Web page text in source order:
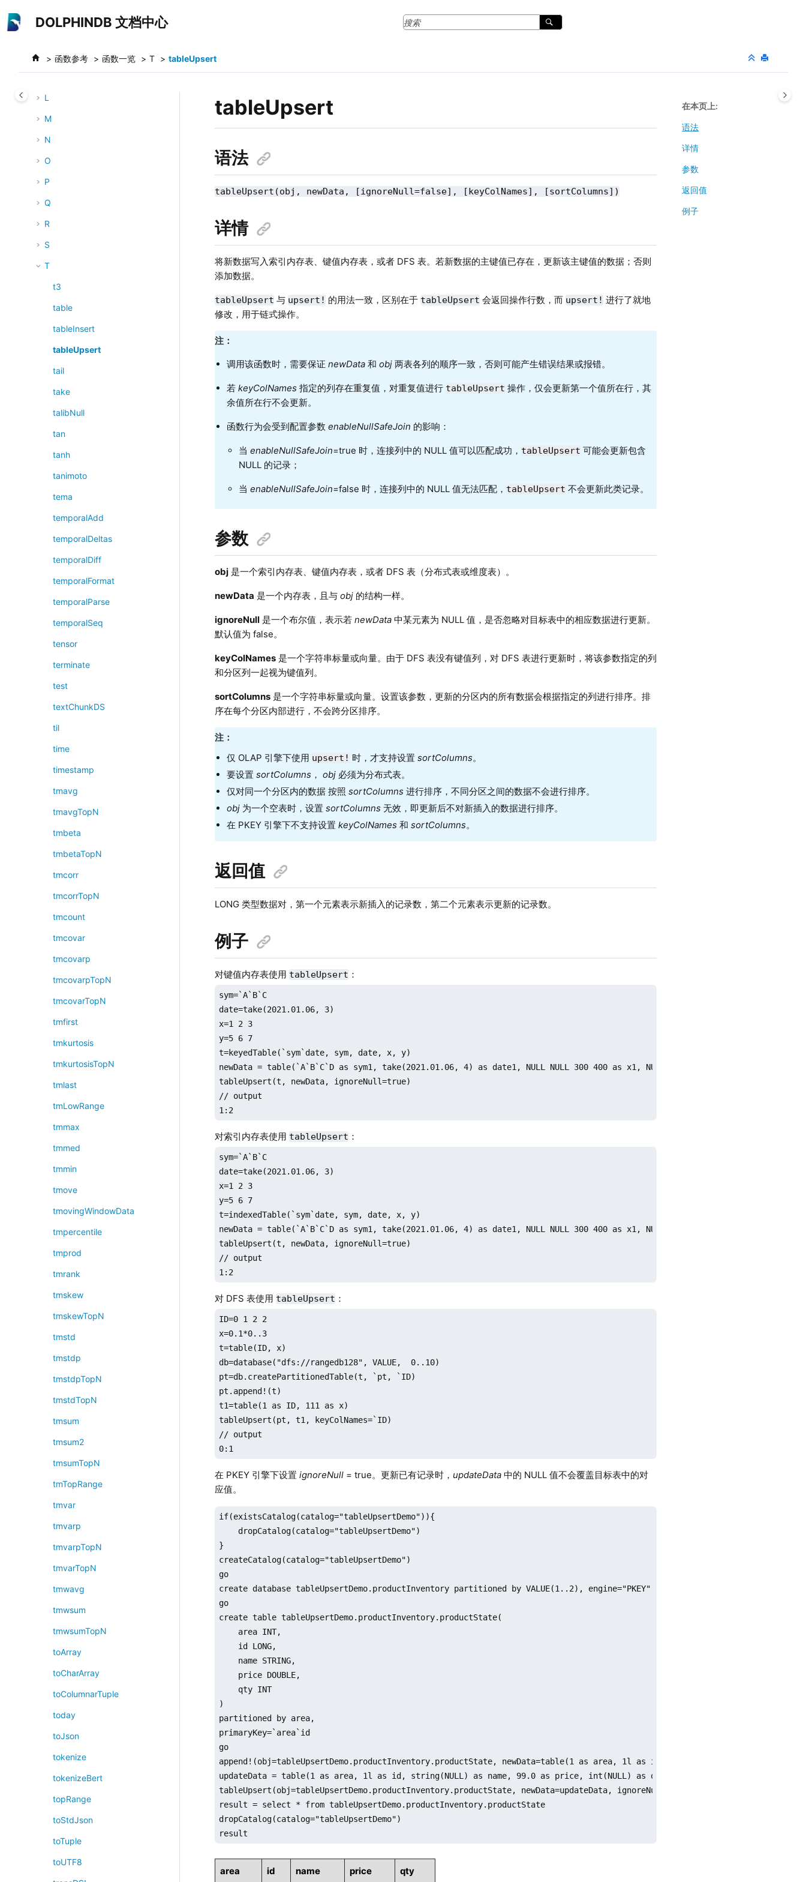
DOLPHINDB 文档中心
函数参考 函数一览 T tableUpsert
J
L
M
N
O
P
Q
R
S
T
t3
table
tableInsert
tableUpsert
tail
take
talibNull
tan
tanh
tanimoto
tema
temporalAdd
temporalDeltas
temporalDiff
temporalFormat
temporalParse
temporalSeq
tensor
terminate
test
textChunkDS
til
time
timestamp
tmavg
tmavgTopN
tmbeta
tmbetaTopN
tmcorr
tmcorrTopN
tmcount
tmcovar
tmcovarp
tmcovarpTopN
tmcovarTopN
tmfirst
tmkurtosis
tmkurtosisTopN
tmlast
tmLowRange
tmmax
tmmed
tmmin
tmove
tmovingWindowData
tmpercentile
tmprod
tmrank
tmskew
tmskewTopN
tmstd
tmstdp
tmstdpTopN
tmstdTopN
tmsum
tmsum2
tmsumTopN
tmTopRange
tmvar
tmvarp
tmvarpTopN
tmvarTopN
tmwavg
tmwsum
tmwsumTopN
toArray
toCharArray
toColumnarTuple
today
toJson
tokenize
tokenizeBert
topRange
toStdJson
toTuple
toUTF8
tableUpsert
语法
tableUpsert(obj, newData, [ignoreNull=false], [keyColNames], [sortColumns])
详情
将新数据写入索引内存表、键值内存表，或者 DFS 表。若新数据的主键值已存在，更新该主键值的数据；否则
添加数据。
tableUpsert 与 upsert! 的用法一致，区别在于 tableUpsert 会返回操作行数，而 upsert! 进行了就地
修改，用于链式操作。
注：
调用该函数时，需要保证newData 和obj 两表各列的顺序一致，否则可能产生错误结果或报错。
若keyColNames 指定的列存在重复值，对重复值进行 tableUpsert 操作，仅会更新第一个值所在行，其
余值所在行不会更新。
函数行为会受到配置参数enableNullSafeJoin 的影响：
当enableNullSafeJoin=true 时，连接列中的 NULL 值可以匹配成功， tableUpsert 可能会更新包含
NULL 的记录；
当enableNullSafeJoin=false 时，连接列中的 NULL 值无法匹配， tableUpsert 不会更新此类记录。
参数
obj 是一个索引内存表、键值内存表，或者 DFS 表（分布式表或维度表）。
newData 是一个内存表，且与obj 的结构一样。
ignoreNull 是一个布尔值，表示若newData 中某元素为 NULL 值，是否忽略对目标表中的相应数据进行更新。
默认值为 false。
keyColNames 是一个字符串标量或向量。由于 DFS 表没有键值列，对 DFS 表进行更新时，将该参数指定的列
和分区列一起视为键值列。
sortColumns 是一个字符串标量或向量。设置该参数，更新的分区内的所有数据会根据指定的列进行排序。排
序在每个分区内部进行，不会跨分区排序。
注：
仅 OLAP 引擎下使用 upsert! 时，才支持设置sortColumns。
要设置sortColumns ，obj 必须为分布式表。
仅对同一个分区内的数据 按照sortColumns 进行排序，不同分区之间的数据不会进行排序。
obj 为一个空表时，设置sortColumns 无效，即更新后不对新插入的数据进行排序。
在 PKEY 引擎下不支持设置keyColNames 和sortColumns。
返回值
LONG 类型数据对，第一个元素表示新插入的记录数，第二个元素表示更新的记录数。
例子
对键值内存表使用 tableUpsert ：
sym=`A`B`C
date=take(2021.01.06, 3)
x=1 2 3
y=5 6 7
t=keyedTable(`sym`date, sym, date, x, y)
newData = table(`A`B`C`D as sym1, take(2021.01.06, 4) as date1, NULL NULL 300 400 as x1, NULL 600 700 800 as y1);
tableUpsert(t, newData, ignoreNull=true)
// output
1:2
对索引内存表使用 tableUpsert ：
sym=`A`B`C
date=take(2021.01.06, 3)
x=1 2 3
y=5 6 7
t=indexedTable(`sym`date, sym, date, x, y)
newData = table(`A`B`C`D as sym1, take(2021.01.06, 4) as date1, NULL NULL 300 400 as x1, NULL 600 700 800 as y1);
tableUpsert(t, newData, ignoreNull=true)
// output
1:2
对 DFS 表使用 tableUpsert ：
ID=0 1 2 2
x=0.1*0..3
t=table(ID, x)
db=database("dfs://rangedb128", VALUE,  0..10)
pt=db.createPartitionedTable(t, `pt, `ID)
pt.append!(t)
t1=table(1 as ID, 111 as x)
tableUpsert(pt, t1, keyColNames=`ID)
// output
0:1
在 PKEY 引擎下设置ignoreNull = true。更新已有记录时， updateData 中的 NULL 值不会覆盖目标表中的对
应值。
if(existsCatalog(catalog="tableUpsertDemo")){
    dropCatalog(catalog="tableUpsertDemo")
}
createCatalog(catalog="tableUpsertDemo")
go
create database tableUpsertDemo.productInventory partitioned by VALUE(1..2), engine="PKEY"
go
create table tableUpsertDemo.productInventory.productState(
    area INT,
    id LONG,
    name STRING,
    price DOUBLE,
    qty INT
)
partitioned by area,
primaryKey=`area`id
go
append!(obj=tableUpsertDemo.productInventory.productState, newData=table(1 as area, 1l as id, "A" as name, 10.0 as
updateData = table(1 as area, 1l as id, string(NULL) as name, 99.0 as price, int(NULL) as qty)
tableUpsert(obj=tableUpsertDemo.productInventory.productState, newData=updateData, ignoreNull=true)
result = select * from tableUpsertDemo.productInventory.productState
dropCatalog(catalog="tableUpsertDemo")
result
area id name price qty
在本页上
语法
详情
参数
返回值
例子